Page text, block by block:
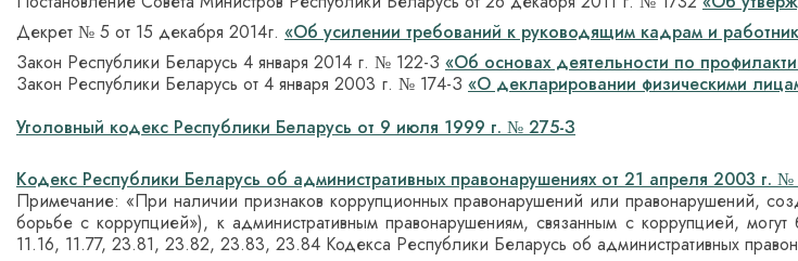
Декрет № 5 от 15 декабря 2014г. «Об усилении требований к руководящим кадрам и
Закон Республики Беларусь 4 января 2014 г. № 122-З «Об основах деятельности по
Закон Республики Беларусь от 4 января 2003 г. № 174-З «О декларировании физическими
Уголовный кодекс Республики Беларусь от 9 июля 1999 г. № 275-З
Кодекс Республики Беларусь об административных правонарушениях от 21 апреля 2003 г.
Примечание: «При наличии признаков коррупционных правонарушений или правонарушений,
борьбе с коррупцией»), к административным правонарушениям, связанным с коррупцией,
11.16, 11.77, 23.81, 23.82, 23.83, 23.84 Кодекса Республики Беларусь об административных